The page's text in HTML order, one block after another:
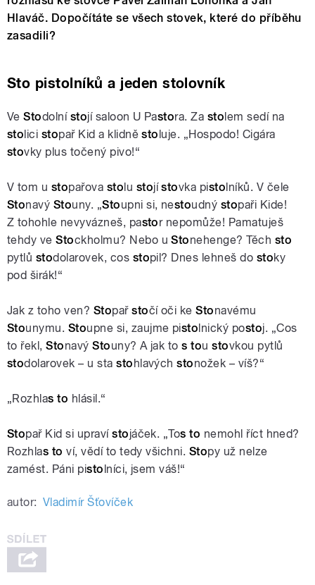
Hlaváč. Dopočítáte se všech stovek, které do příběhu
zasadili?
Sto pistolníků a jeden stolovník
VeStodolní stojí saloon U Pastora. Za stolem sedí na
stolici stopař Kid a klidněstoluje. „Hospodo! Cigára
stovky plus točený pivo!“
V tom u stopařova stolu stojístovka pistolníků. V čele
Stonavý Stouny. „Stoupni si, nestoudný stopaři Kide!
Z tohohle nevyvázneš, pastor nepomůže! Pamatuješ
tehdy veStockholmu? Nebo uStonehenge? Těch sto
pytlů stodolarovek, cos stopil? Dnes lehneš do stoky
pod širák!“
Jak z toho ven? Stopařstočí oči keStonavému
Stounymu. Stoupne si, zaujme pistolnický postoj. „Cos
to řekl,StonavýStouny? A jak tos toustovkou pytlů
stodolarovek – u stastohlavýchstonožek – víš?“
„Rozhlas to hlásil.“
Stopař Kid si upravístojáček. „Tos to nemohl říct hned?
Rozhlas to ví, vědí to tedy všichni. Stopy už nelze
zamést. Páni pistolníci, jsem váš!“
autor: Vladimír Šťovíček